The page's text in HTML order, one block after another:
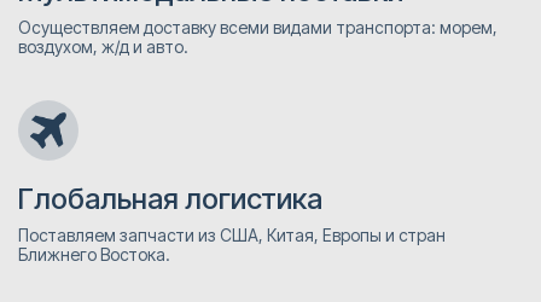
Осуществляем доставку всеми видами транспорта: морем,
воздухом, ж/д и авто.
Глобальная логистика
Поставляем запчасти из США, Китая, Европы и стран
Ближнего Востока.